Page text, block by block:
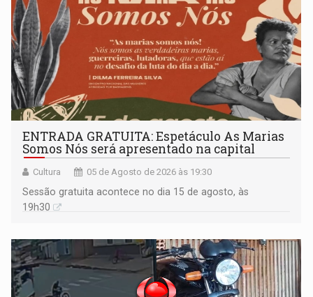
ENTRADA GRATUITA: Espetáculo As Marias
Somos Nós será apresentado na capital
Cultura 05 de Agosto de 2026 às 19:30
Sessão gratuita acontece no dia 15 de agosto, às
19h30